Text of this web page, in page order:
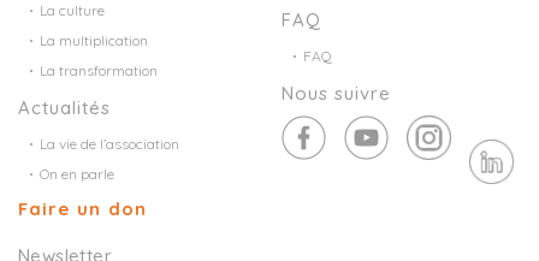
La culture
La multiplication
La transformation
Actualités
La vie de l’association
On en parle
Faire un don
FAQ
FAQ
Nous suivre
Newsletter